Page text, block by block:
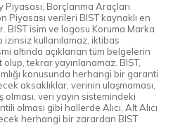
Borçlanma Araçları
Piyasası verileri BIST kaynaklı en
BIST isim ve logosu Koruma Marka
kullanılamaz, iktibas
altında açıklanan tüm belgelerin
tekrar yayınlanamaz. BIST,
konusunda herhangi bir garanti
aksaklıklar, verinin ulaşmaması,
olması, veri yayın sistemindeki
olması gibi hallerde Alıcı, Alt Alıcı
herhangi bir zarardan BIST